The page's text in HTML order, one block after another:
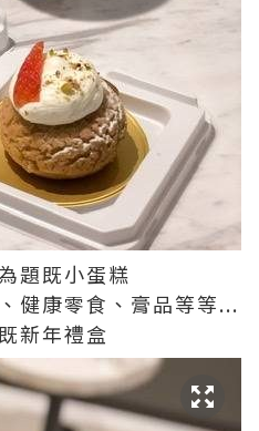
題既小蛋糕
健康零食、膏品等等...
新年禮盒